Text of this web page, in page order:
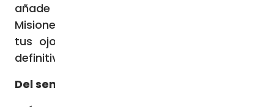
añade una invitación: “Ve lo que hacen las
Misioneras de la Caridad. Simplemente, con
tus ojos. Con eso vas a tener la prueba
definitiva”.
Del seminario a Uruguay